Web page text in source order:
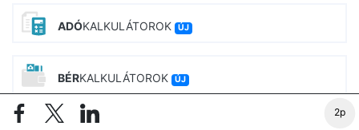
2p
ADÓKALKULÁTOROK ÚJ
BÉRKALKULÁTOROK ÚJ